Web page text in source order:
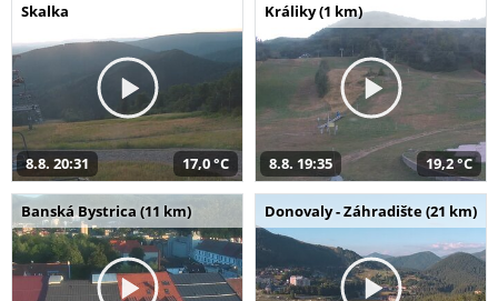
Skalka
8.8. 20:31 17,0 °C
Králiky (1 km)
8.8. 19:35 19,2 °C
Banská Bystrica (11 km) Donovaly - Záhradište (21 km)